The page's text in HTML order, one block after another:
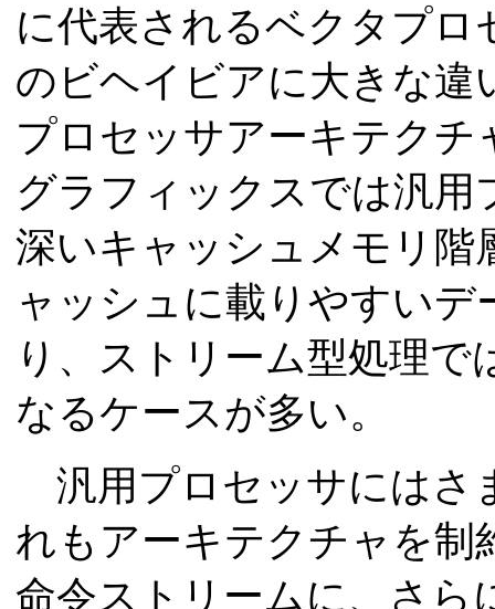
に代表されるベクタプ
のビヘイビアに大きな違
プロセッサアーキテク
グラフィックスでは汎
深いキャッシュメモリ階
ャッシュに載りやすい
り、ストリーム型処理
なるケースが多い。
汎用プロセッサにはさ
れもアーキテクチャを制
命令ストリームに、さら